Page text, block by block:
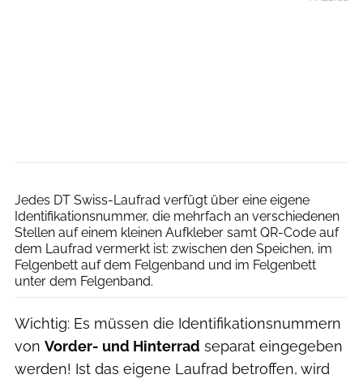
Jedes DT Swiss-Laufrad verfügt über eine eigene
Identifikationsnummer, die mehrfach an verschiedenen
Stellen auf einem kleinen Aufkleber samt QR-Code auf
dem Laufrad vermerkt ist: zwischen den Speichen, im
Felgenbett auf dem Felgenband und im Felgenbett
unter dem Felgenband.
Wichtig: Es müssen die Identifikationsnummern
von Vorder- und Hinterrad separat eingegeben
werden! Ist das eigene Laufrad betroffen, wird